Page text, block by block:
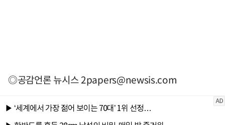
◎공감언론 뉴시스2papers@newsis.com